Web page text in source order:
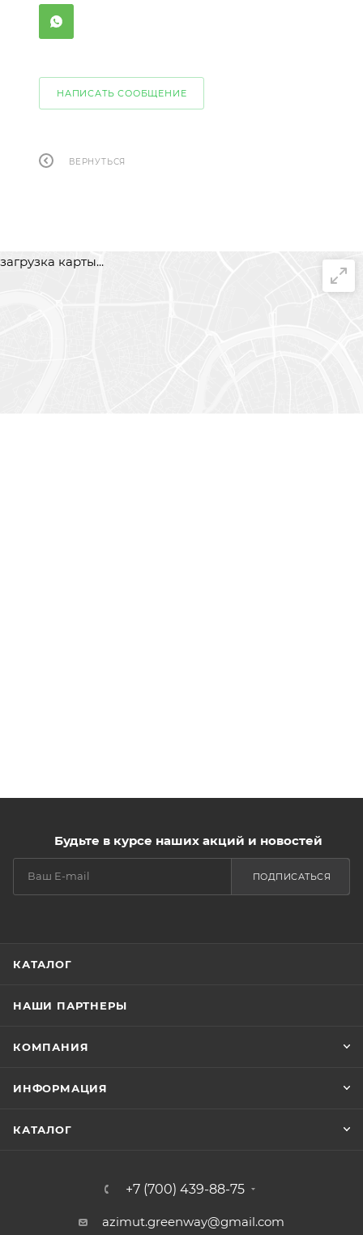
НАПИСАТЬ СООБЩЕНИЕ
ВЕРНУТЬСЯ
загрузка карты...
Будьте в курсе наших акций и новостей
ПОДПИСАТЬСЯ
КАТАЛОГ
НАШИ ПАРТНЕРЫ
КОМПАНИЯ
ИНФОРМАЦИЯ
КАТАЛОГ
+7 (700) 439-88-75
azimut.greenway@gmail.com